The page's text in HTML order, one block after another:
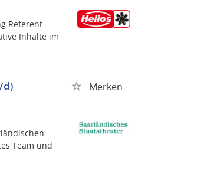
Referent
Inhalte im
d) Merken
Team und